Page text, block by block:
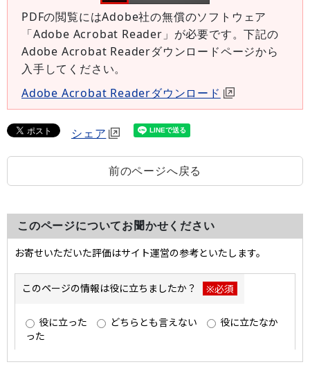
PDFの閲覧にはAdobe社の無償のソフトウェア
「Adobe Acrobat Reader」が必要です。下記の
Adobe Acrobat Readerダウンロードページから
入手してください。
Adobe Acrobat Readerダウンロード
シェア
前のページへ戻る
このページについてお聞かせください